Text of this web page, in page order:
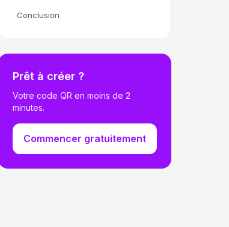
Conclusion
Prêt à créer ?
Votre code QR en moins de 2
minutes.
Commencer gratuitement